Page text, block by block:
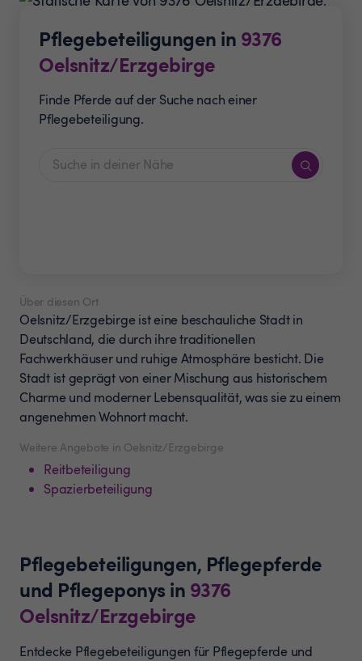
Pflegebeteiligungen in 9376
Oelsnitz/Erzgebirge
Finde Pferde auf der Suche nach einer
Pflegebeteiligung.
Weitere Angebote in Oelsnitz/Erzgebirge
Reitbeteiligung
Spazierbeteiligung
Über diesen Ort
Oelsnitz/Erzgebirge ist eine beschauliche Stadt in
Deutschland, die durch ihre traditionellen
Fachwerkhäuser und ruhige Atmosphäre besticht. Die
Stadt ist geprägt von einer Mischung aus historischem
Charme und moderner Lebensqualität, was sie zu einem
angenehmen Wohnort macht.
Pflegebeteiligungen, Pflegepferde
und Pflegeponys in 9376
Oelsnitz/Erzgebirge
Entdecke Pflegebeteiligungen für Pflegepferde und